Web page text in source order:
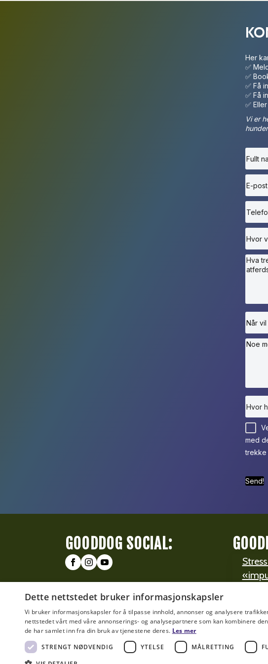
Her
✅
✅
✅ Få
✅ Få
✅
Vi er
med
trekke
Send!
GOODDOG SOCIAL:
Dette nettstedet bruker informasjonskapsler
Vi bruker informasjonskapsler for å tilpasse innhold, annonser og analysere
nettstedet vårt med våre annonserings- og analysepartnere som kan kombinere
de har samlet inn fra din bruk av tjenestene deres. Les mer
STRENGT NØDVENDIG
YTELSE MÅLRETTING